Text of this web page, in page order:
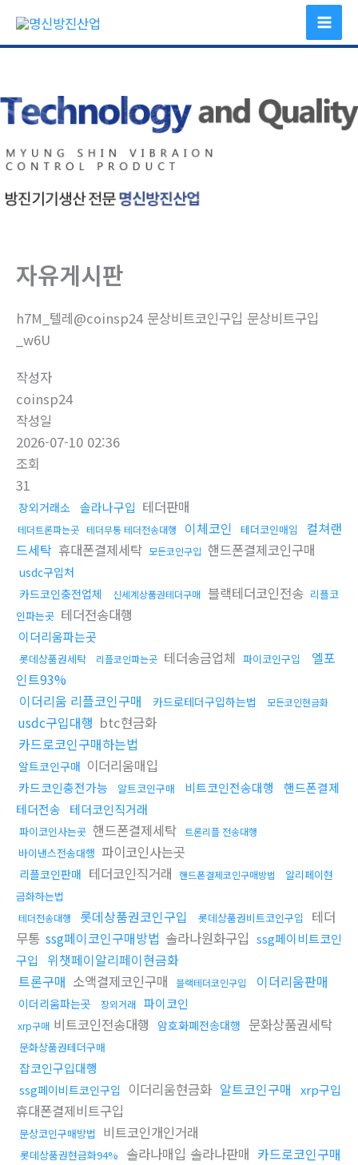
츠
건
너
기
자유게시판
h7M_텔레@coinsp24 문상비트코인구입 문상비트구입
_w6U
작성자
coinsp24
작성일
2026-07-10 02:36
조회
31
장외거래소 솔라나구입 테더판매
테더트론파는곳 테더무통 테더전송대행 이체코인 테더코인매입
컬쳐랜
드세탁 휴대폰결제세탁 모든코인구입 핸드폰결제코인구매
usdc구입처
카드코인충전업체
신세계상품권테더구매 블랙테더코인전송 리플코
인파는곳 테더전송대행
이더리움파는곳
롯데상품권세탁 리플코인파는곳 테더송금업체 파이코인구입
엘포
인트93%
이더리움 리플코인구매
카드로테더구입하는법 모든코인현금화
usdc구입대행 btc현금화
카드로코인구매하는법
알트코인구매 이더리움매입
카드코인충전가능 알트코인구매 비트코인전송대행
핸드폰결제
테더전송
테더코인직거래
파이코인사는곳 핸드폰결제세탁 트론리플 전송대행
바이낸스전송대행 파이코인사는곳
리플코인판매 테더코인직거래 핸드폰결제코인구매방법
알리페이현
금화하는법
테더전송대행 롯데상품권코인구입 롯데상품권비트코인구입
테더
무통 ssg페이코인구매방법 솔라나원화구입 ssg페이비트코인
구입
위챗페이알리페이현금화
트론구매 소액결제코인구매 블랙테더코인구입 이더리움판매
이더리움파는곳 장외거래 파이코인
xrp구매 비트코인전송대행 암호화폐전송대행 문화상품권세탁
문화상품권테더구매
잡코인구입대행
ssg페이비트코인구입 이더리움현금화 알트코인구매 xrp구입
휴대폰결제비트구입
문상코인구매방법 비트코인개인거래
롯데상품권현금화94% 솔라나매입 솔라나판매 카드로코인구매